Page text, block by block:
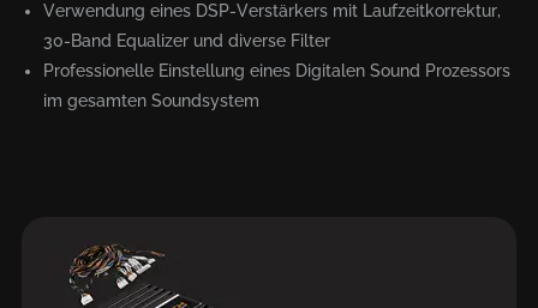
Verwendung eines DSP-Verstärkers mit Laufzeitkorrektur,
30-Band Equalizer und diverse Filter
Professionelle Einstellung eines Digitalen Sound Prozessors
im gesamten Soundsystem